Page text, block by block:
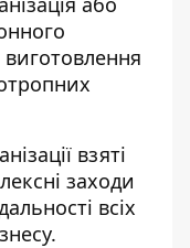
взяті
заходи
всіх